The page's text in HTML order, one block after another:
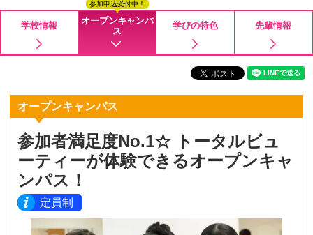
学校情報
オープンキャンパ
ス
参加申込受付中！
学びの特色 先輩情報
オープンキャンパス
参加者満足度No.1☆ トータルビュ
ーティーが体験できるオープンキャ
ンパス！
定員制